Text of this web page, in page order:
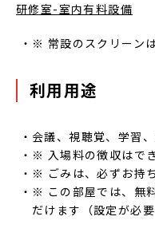
研修室-室内有料設備
※ 常設のスクリーン
利用用途
会議、視聴覚、学習
※ 入場料の徴収はで
※ ごみは、必ずお持
※ この部屋では、無
だけます（設定が必要